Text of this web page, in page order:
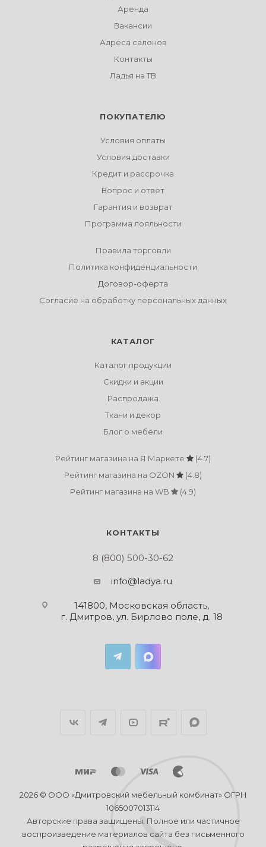
Аренда
Вакансии
Адреса салонов
Контакты
Ладья на ТВ
ПОКУПАТЕЛЮ
Условия оплаты
Условия доставки
Кредит и рассрочка
Вопрос и ответ
Гарантия и возврат
Программа лояльности
Правила торговли
Политика конфиденциальности
Договор-оферта
Согласие на обработку персональных данных
КАТАЛОГ
Каталог продукции
Скидки и акции
Распродажа
Ткани и декор
Блог о мебели
Рейтинг магазина на Я.Маркете
(4.7)
Рейтинг магазина на OZON
(4.8)
Рейтинг магазина на WB
(4.9)
КОНТАКТЫ
8 (800) 500-30-62
info@ladya.ru
141800, Московская область,
г. Дмитров, ул. Бирлово поле, д. 18
2026 © ООО «Дмитровский мебельный комбинат» ОГРН
1065007013114
Авторские права защищены. Полное или частичное
воспроизведение материалов сайта без письменного